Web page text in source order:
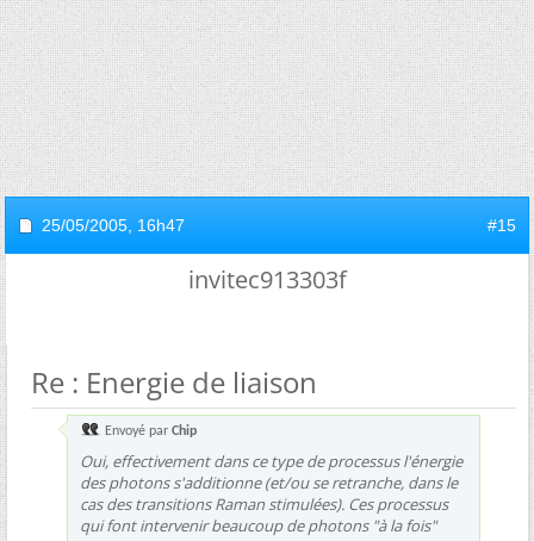
25/05/2005, 16h47 #15
invitec913303f
Re : Energie de liaison
Envoyé par Chip
Oui, effectivement dans ce type de processus l'énergie
des photons s'additionne (et/ou se retranche, dans le
cas des transitions Raman stimulées). Ces processus
qui font intervenir beaucoup de photons "à la fois"